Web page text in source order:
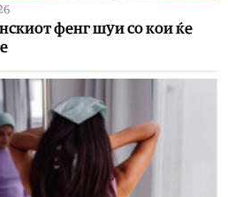
фенг шуи со кои ќе